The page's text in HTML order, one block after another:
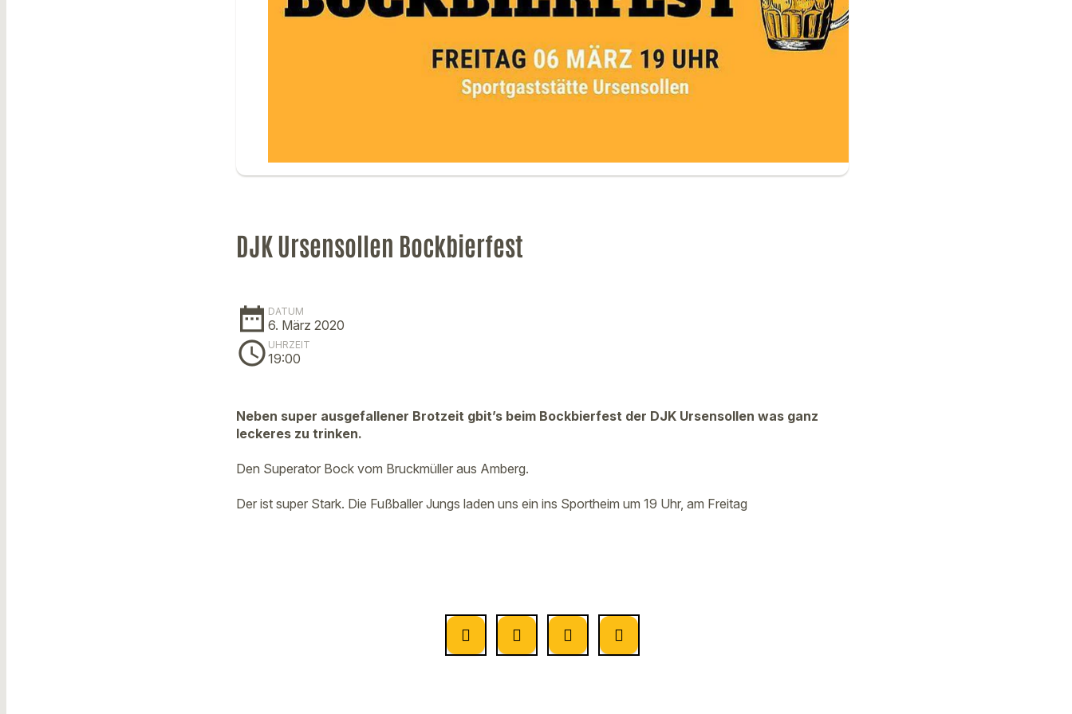
DJK Ursensollen Bockbierfest
date_range DATUM
6. März 2020
schedule UHRZEIT
19:00
Neben super ausgefallener Brotzeit gbit’s beim Bockbierfest der DJK Ursensollen was ganz
leckeres zu trinken.
Den Superator Bock vom Bruckmüller aus Amberg.
Der ist super Stark. Die Fußballer Jungs laden uns ein ins Sportheim um 19 Uhr, am Freitag